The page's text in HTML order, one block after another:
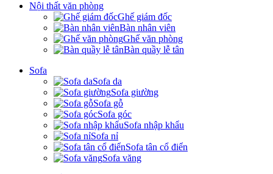
Nội thất văn phòng
Ghế giám đốc
Bàn nhân viên
Ghế văn phòng
Bàn quầy lễ tân
Sofa
Sofa da
Sofa giường
Sofa gỗ
Sofa góc
Sofa nhập khẩu
Sofa nỉ
Sofa tân cổ điển
Sofa văng